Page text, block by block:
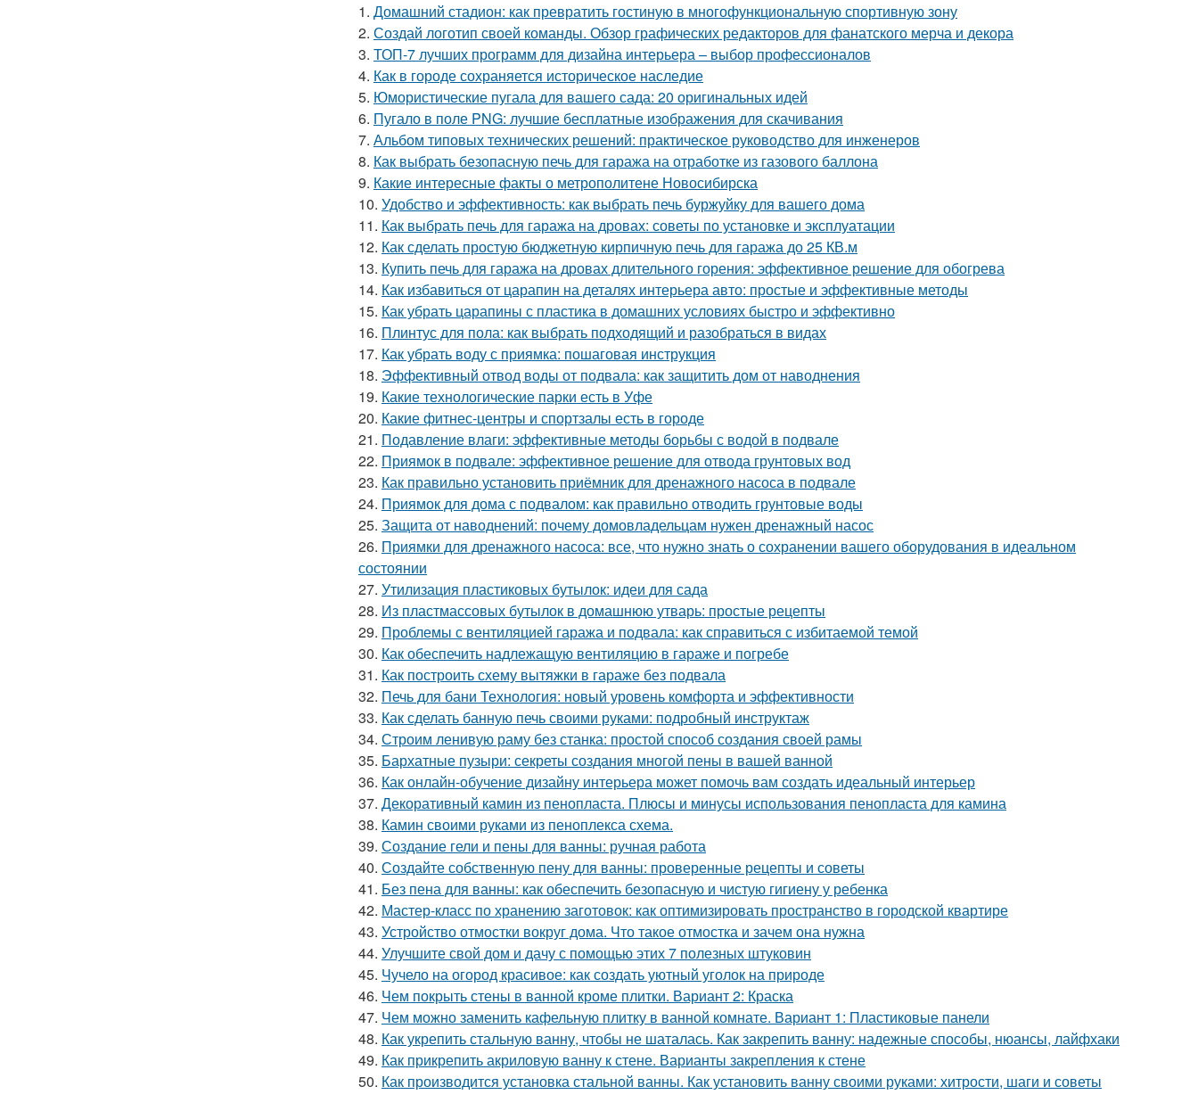
1. Домашний стадион: как превратить гостиную в многофункциональную спортивную зону
2. Создай логотип своей команды. Обзор графических редакторов для фанатского мерча и декора
3. ТОП-7 лучших программ для дизайна интерьера – выбор профессионалов
4. Как в городе сохраняется историческое наследие
5. Юмористические пугала для вашего сада: 20 оригинальных идей
6. Пугало в поле PNG: лучшие бесплатные изображения для скачивания
7. Альбом типовых технических решений: практическое руководство для инженеров
8. Как выбрать безопасную печь для гаража на отработке из газового баллона
9. Какие интересные факты о метрополитене Новосибирска
10. Удобство и эффективность: как выбрать печь буржуйку для вашего дома
11. Как выбрать печь для гаража на дровах: советы по установке и эксплуатации
12. Как сделать простую бюджетную кирпичную печь для гаража до 25 КВ.м
13. Купить печь для гаража на дровах длительного горения: эффективное решение для обогрева
14. Как избавиться от царапин на деталях интерьера авто: простые и эффективные методы
15. Как убрать царапины с пластика в домашних условиях быстро и эффективно
16. Плинтус для пола: как выбрать подходящий и разобраться в видах
17. Как убрать воду с приямка: пошаговая инструкция
18. Эффективный отвод воды от подвала: как защитить дом от наводнения
19. Какие технологические парки есть в Уфе
20. Какие фитнес-центры и спортзалы есть в городе
21. Подавление влаги: эффективные методы борьбы с водой в подвале
22. Приямок в подвале: эффективное решение для отвода грунтовых вод
23. Как правильно установить приёмник для дренажного насоса в подвале
24. Приямок для дома с подвалом: как правильно отводить грунтовые воды
25. Защита от наводнений: почему домовладельцам нужен дренажный насос
26. Приямки для дренажного насоса: все, что нужно знать о сохранении вашего оборудования в идеальном
состоянии
27. Утилизация пластиковых бутылок: идеи для сада
28. Из пластмассовых бутылок в домашнюю утварь: простые рецепты
29. Проблемы с вентиляцией гаража и подвала: как справиться с избитаемой темой
30. Как обеспечить надлежащую вентиляцию в гараже и погребе
31. Как построить схему вытяжки в гараже без подвала
32. Печь для бани Технология: новый уровень комфорта и эффективности
33. Как сделать банную печь своими руками: подробный инструктаж
34. Строим ленивую раму без станка: простой способ создания своей рамы
35. Бархатные пузыри: секреты создания многой пены в вашей ванной
36. Как онлайн-обучение дизайну интерьера может помочь вам создать идеальный интерьер
37. Декоративный камин из пенопласта. Плюсы и минусы использования пенопласта для камина
38. Камин своими руками из пеноплекса схема.
39. Создание гели и пены для ванны: ручная работа
40. Создайте собственную пену для ванны: проверенные рецепты и советы
41. Без пена для ванны: как обеспечить безопасную и чистую гигиену у ребенка
42. Мастер-класс по хранению заготовок: как оптимизировать пространство в городской квартире
43. Устройство отмостки вокруг дома. Что такое отмостка и зачем она нужна
44. Улучшите свой дом и дачу с помощью этих 7 полезных штуковин
45. Чучело на огород красивое: как создать уютный уголок на природе
46. Чем покрыть стены в ванной кроме плитки. Вариант 2: Краска
47. Чем можно заменить кафельную плитку в ванной комнате. Вариант 1: Пластиковые панели
48. Как укрепить стальную ванну, чтобы не шаталась. Как закрепить ванну: надежные способы, нюансы, лайфхаки
49. Как прикрепить акриловую ванну к стене. Варианты закрепления к стене
50. Как производится установка стальной ванны. Как установить ванну своими руками: хитрости, шаги и советы